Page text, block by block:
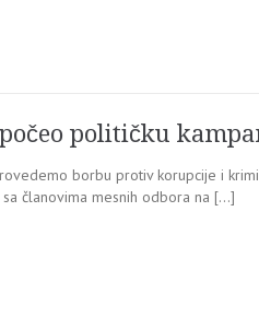
političku
borbu protiv korupcije i
sa članovima mesnih odbora na […]